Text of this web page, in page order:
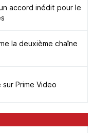
accord inédit pour le
la deuxième chaîne
sur Prime Video